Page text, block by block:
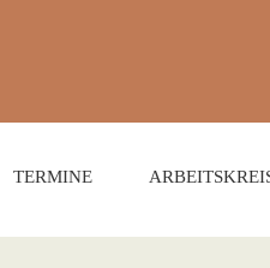
TERMINE